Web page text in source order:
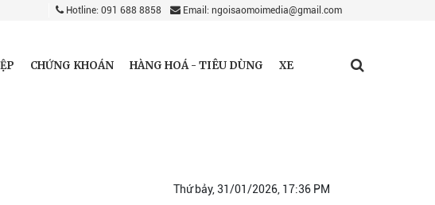
Hotline: 091 688 8858 Email: ngoisaomoimedia@gmail.com
CHỨNG KHOÁN HÀNG HOÁ - TIÊU DÙNG XE
Thứ bảy, 31/01/2026, 17:36 PM